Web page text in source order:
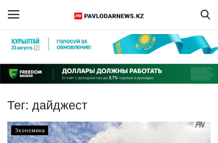
Регистрация
Главная
Обратная связь
ПАВЛОДАРСКАЯ ОБЛАСТЬ
Тег: дайджест
Экономика